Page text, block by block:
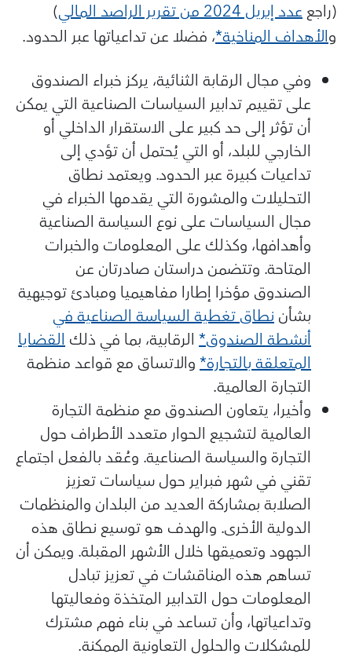
(راجععدد إبريل 2024 من تقرير الراصد المالي
)
والأهداف المناخية*، فضلا عن تداعياتها عبر الحدود.
وفي مجال الرقابة الثنائية، يركز خبراء الصندوق
على تقييم تدابير السياسات الصناعية التي يمكن
أن تؤثر إلى حد كبير على الاستقرار الداخلي أو
الخارجي للبلد، أو التي يُحتمل أن تؤدي إلى
تداعيات كبيرة عبر الحدود. ويعتمد نطاق
التحليلات والمشورة التي يقدمها الخبراء في
مجال السياسات على نوع السياسة الصناعية
وأهدافها، وكذلك على المعلومات والخبرات
المتاحة. وتتضمن دراستان صادرتان عن
الصندوق مؤخرا إطارا مفاهيميا ومبادئ توجيهية
بشأننطاق تغطية السياسة الصناعية في
أنشطة الصندوق* الرقابية، بما في ذلكالقضايا
المتعلقة بالتجارة*والاتساق مع قواعد منظمة
التجارة العالمية.
وأخيرا، يتعاون الصندوق مع منظمة التجارة
العالمية لتشجيع الحوار متعدد الأطراف حول
التجارة والسياسة الصناعية. وعُقد بالفعل اجتماع
تقني في شهر فبراير حول سياسات تعزيز
الصلابة بمشاركة العديد من البلدان والمنظمات
الدولية الأخرى. والهدف هو توسيع نطاق هذه
الجهود وتعميقها خلال الأشهر المقبلة. ويمكن أن
تساهم هذه المناقشات في تعزيز تبادل
المعلومات حول التدابير المتخذة وفعاليتها
وتداعياتها، وأن تساعد في بناء فهم مشترك
للمشكلات والحلول التعاونية الممكنة.